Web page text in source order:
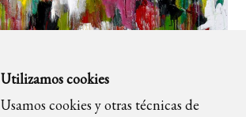
Utilizamos cookies
Usamos cookies y otras técnicas de